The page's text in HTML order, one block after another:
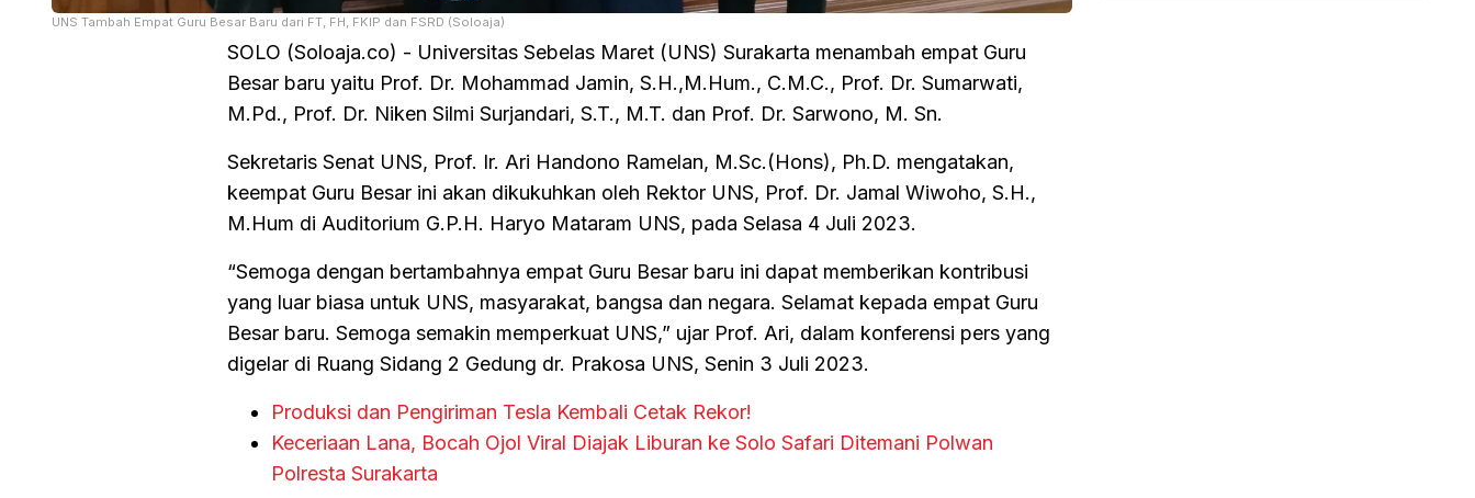
UNS Tambah Empat Guru Besar Baru dari FT, FH, FKIP dan FSRD (Soloaja)
SOLO (Soloaja.co) - Universitas Sebelas Maret (UNS) Surakarta menambah empat Guru
Besar baru yaitu Prof. Dr. Mohammad Jamin, S.H.,M.Hum., C.M.C., Prof. Dr. Sumarwati,
M.Pd., Prof. Dr. Niken Silmi Surjandari, S.T., M.T. dan Prof. Dr. Sarwono, M. Sn.
Sekretaris Senat UNS, Prof. Ir. Ari Handono Ramelan, M.Sc.(Hons), Ph.D. mengatakan,
keempat Guru Besar ini akan dikukuhkan oleh Rektor UNS, Prof. Dr. Jamal Wiwoho, S.H.,
M.Hum di Auditorium G.P.H. Haryo Mataram UNS, pada Selasa 4 Juli 2023.
“Semoga dengan bertambahnya empat Guru Besar baru ini dapat memberikan kontribusi
yang luar biasa untuk UNS, masyarakat, bangsa dan negara. Selamat kepada empat Guru
Besar baru. Semoga semakin memperkuat UNS,” ujar Prof. Ari, dalam konferensi pers yang
digelar di Ruang Sidang 2 Gedung dr. Prakosa UNS, Senin 3 Juli 2023.
Produksi dan Pengiriman Tesla Kembali Cetak Rekor!
Keceriaan Lana, Bocah Ojol Viral Diajak Liburan ke Solo Safari Ditemani Polwan
Polresta Surakarta